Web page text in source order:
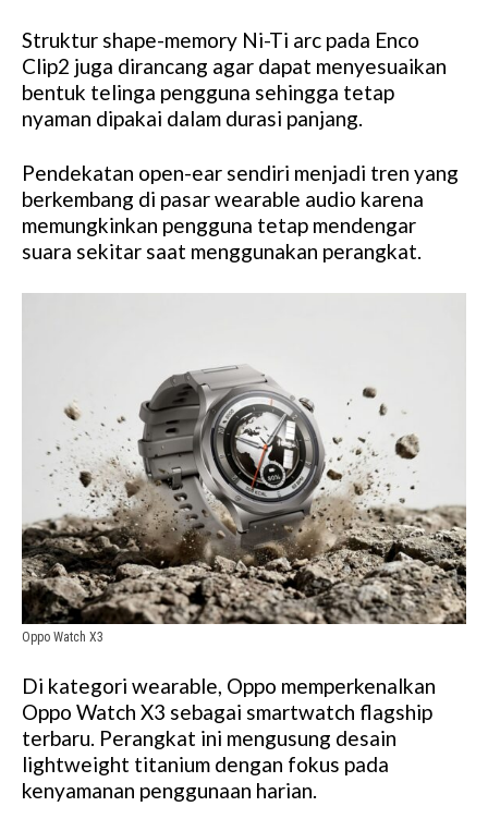
Struktur shape-memory Ni-Ti arc pada Enco
Clip2 juga dirancang agar dapat menyesuaikan
bentuk telinga pengguna sehingga tetap
nyaman dipakai dalam durasi panjang.
Pendekatan open-ear sendiri menjadi tren yang
berkembang di pasar wearable audio karena
memungkinkan pengguna tetap mendengar
suara sekitar saat menggunakan perangkat.
Oppo Watch X3
Di kategori wearable, Oppo memperkenalkan
Oppo Watch X3 sebagai smartwatch flagship
terbaru. Perangkat ini mengusung desain
lightweight titanium dengan fokus pada
kenyamanan penggunaan harian.